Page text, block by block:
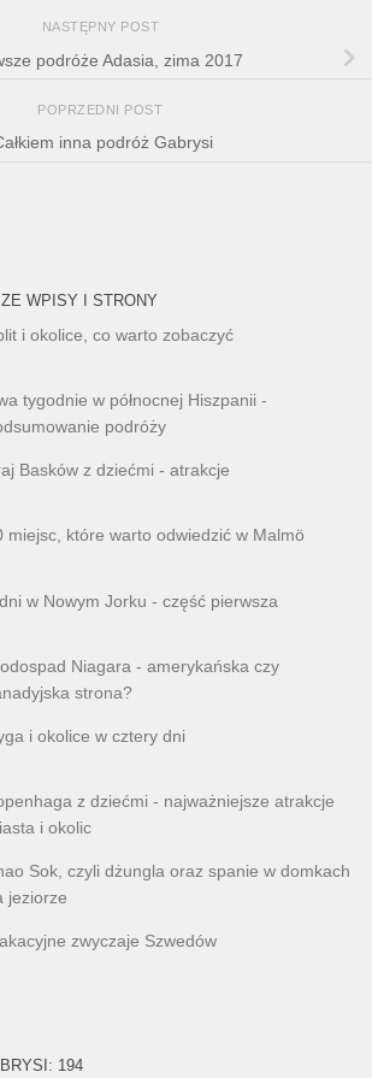
NASTĘPNY POST
podróże Adasia, zima 2017
POPRZEDNI POST
inna podróż Gabrysi
WPISY I STRONY
i okolice, co warto zobaczyć
tygodnie w północnej Hiszpanii -
podróży
Basków z dziećmi - atrakcje
miejsc, które warto odwiedzić w Malmö
w Nowym Jorku - część pierwsza
Niagara - amerykańska czy
strona?
i okolice w cztery dni
z dziećmi - najważniejsze atrakcje
i okolic
Sok, czyli dżungla oraz spanie w domkach
jeziorze
zwyczaje Szwedów
194